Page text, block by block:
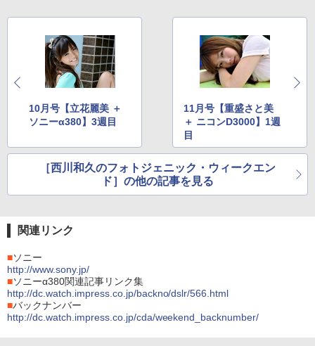
10月号【立花麗美 ＋
ソニーα380】3週目
11月号【重盛さと美
＋ ニコンD3000】1週
目
［西川和久のフォトジェニック・ウィークエン
ド］の他の記事を見る
関連リンク
■ソニー
http://www.sony.jp/
■ソニーα380関連記事リンク集
http://dc.watch.impress.co.jp/backno/dslr/566.html
■バックナンバー
http://dc.watch.impress.co.jp/cda/weekend_backnumber/